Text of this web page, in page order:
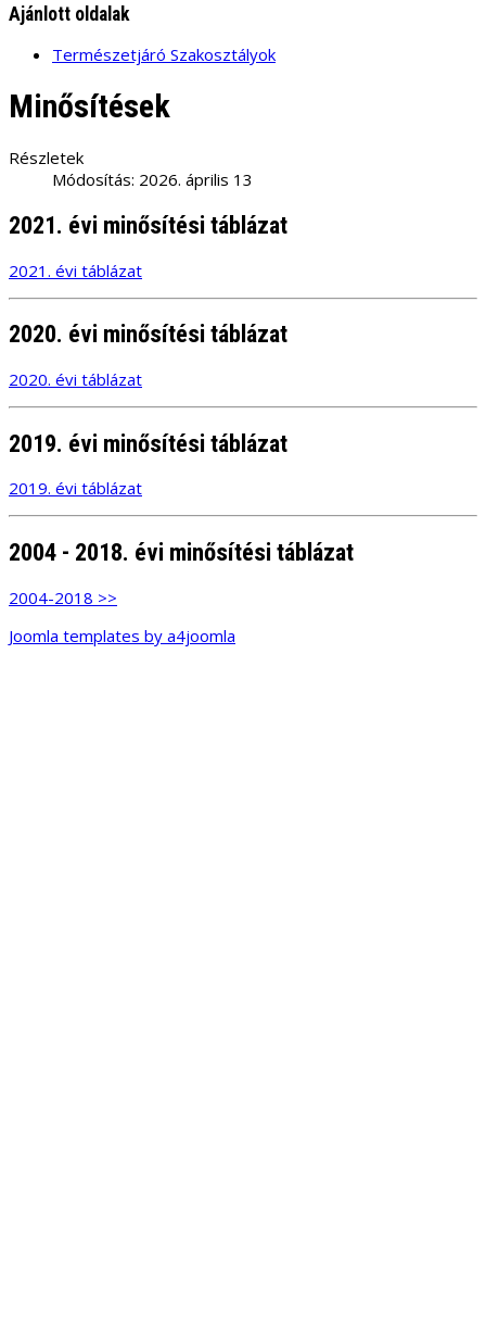
Ajánlott oldalak
Természetjáró Szakosztályok
Minősítések
Részletek
Módosítás: 2026. április 13
2021. évi minősítési táblázat
2021. évi táblázat
2020. évi minősítési táblázat
2020. évi táblázat
2019. évi minősítési táblázat
2019. évi táblázat
2004 - 2018. évi minősítési táblázat
2004-2018 >>
Joomla templates by a4joomla